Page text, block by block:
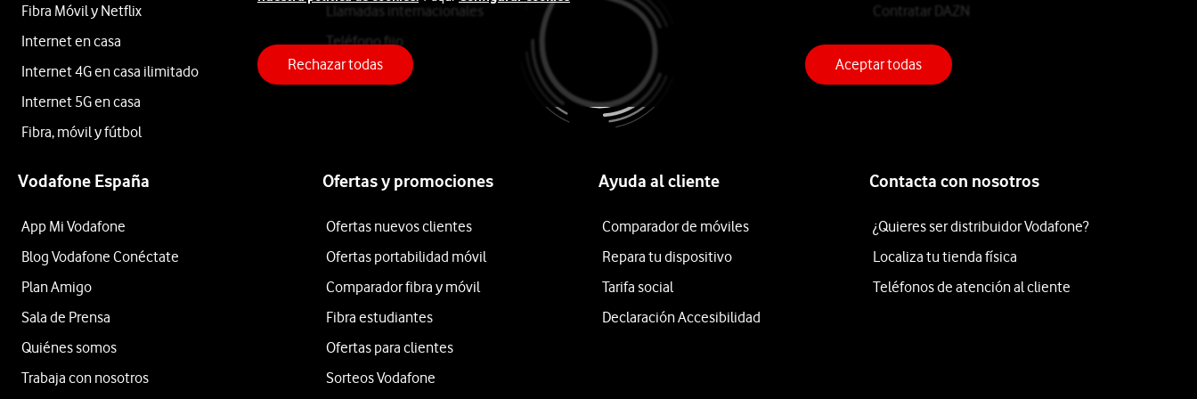
Ninja
Cafetera
Expresso
3
en
Fibra Móvil y Netflix
Internet en casa
Internet 4G en casa ilimitado
Internet 5G en casa
Fibra, móvil y fútbol
Llamadas internacionales
Teléfono fijo
Contratar DAZN
Vodafone España
App Mi Vodafone
Blog Vodafone Conéctate
Plan Amigo
Sala de Prensa
Quiénes somos
Trabaja con nosotros
Ofertas y promociones
Ofertas nuevos clientes
Ofertas portabilidad móvil
Comparador fibra y móvil
Fibra estudiantes
Ofertas para clientes
Sorteos Vodafone
Ayuda al cliente
Comparador de móviles
Repara tu dispositivo
Tarifa social
Declaración Accesibilidad
Contacta con nosotros
¿Quieres ser distribuidor Vodafone?
Localiza tu tienda física
Teléfonos de atención al cliente
Rechazar todas Aceptar todas